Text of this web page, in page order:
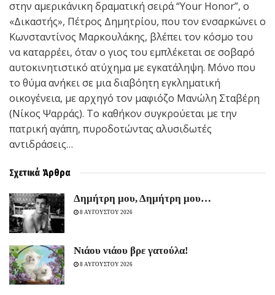
στην αμερικάνικη δραματική σειρά “Your Honor”, ο
«Δικαστής», Πέτρος Δημητρίου, που τον ενσαρκώνει ο
Κωνσταντίνος Μαρκουλάκης, βλέπει τον κόσμο του
να καταρρέει, όταν ο γιος του εμπλέκεται σε σοβαρό
αυτοκινητιστικό ατύχημα με εγκατάληψη. Μόνο που
το θύμα ανήκει σε μια διαβόητη εγκληματική
οικογένεια, με αρχηγό τον μαφιόζο Μανώλη Σταβέρη
(Νίκος Ψαρράς). Το καθήκον συγκρούεται με την
πατρική αγάπη, πυροδοτώντας αλυσιδωτές
αντιδράσεις…
Σχετικά Άρθρα
Δημήτρη μου, Δημήτρη μου…
8 ΑΥΓΟΥΣΤΟΥ 2026
Νιάου νιάου βρε γατούλα!
8 ΑΥΓΟΥΣΤΟΥ 2026